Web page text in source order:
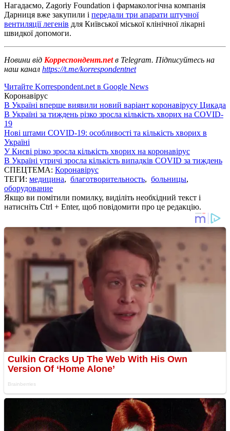
Нагадаємо, Zagoriy Foundation і фармакологічна компанія
Дарниця вже закупили і передали три апарати штучної
вентиляції легенів для Київської міської клінічної лікарні
швидкої допомоги.
Новини від Корреспондент.netв Telegram. Підписуйтесь на
наш канал https://t.me/korrespondentnet
Читайте Korrespondent.net в Google News
Коронавірус
В Україні вперше виявили новий варіант коронавірусу Цикада
В Україні за тиждень різко зросла кількість хворих на COVID-
19
Нові штами COVID-19: особливості та кількість хворих в
Україні
У Києві різко зросла кількість хворих на коронавірус
В Україні утричі зросла кількість випадків COVID за тиждень
СПЕЦТЕМА: Коронавірус
ТЕГИ: медицина, благотворительность, больницы,
оборудование
Якщо ви помітили помилку, виділіть необхідний текст і
натисніть Ctrl + Enter, щоб повідомити про це редакцію.